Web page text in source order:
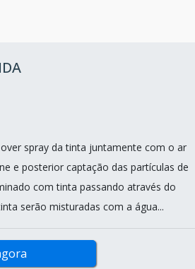
spray da tinta juntamente com o ar
e posterior captação das partículas de
com tinta passando através do
serão misturadas com a água...